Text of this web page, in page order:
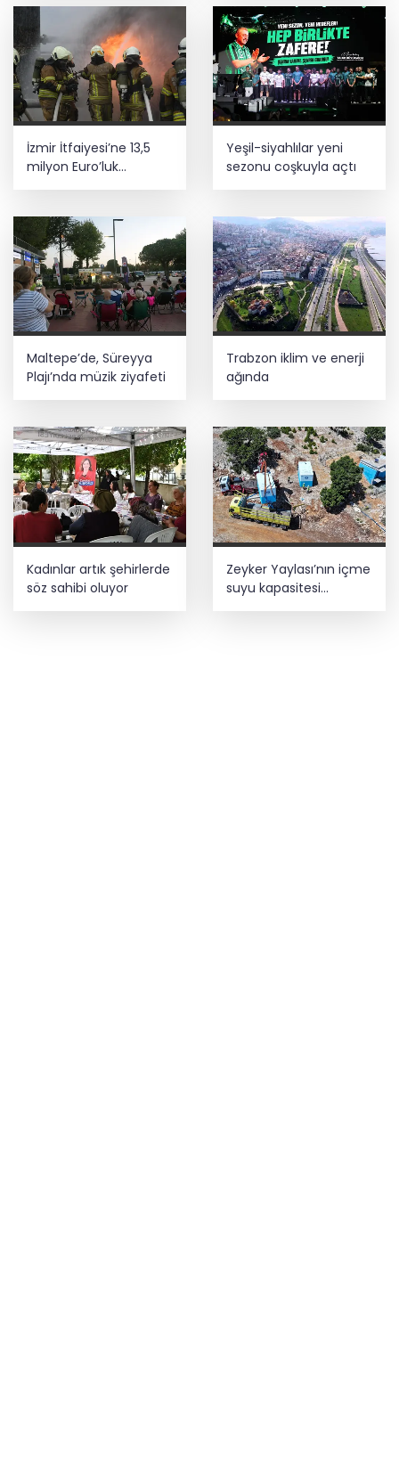
İzmir İtfaiyesi’ne 13,5
milyon Euro’luk
teknoloji yatırımı
Yeşil-siyahlılar yeni
sezonu coşkuyla açtı
Maltepe’de, Süreyya
Plajı’nda müzik ziyafeti
Trabzon iklim ve enerji
ağında
Kadınlar artık şehirlerde
söz sahibi oluyor
Zeyker Yaylası’nın içme
suyu kapasitesi